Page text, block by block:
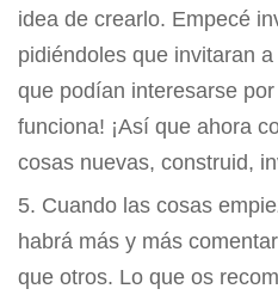
idea de crearlo. Empecé
pidiéndoles que invitaran
que podían interesarse
funciona! ¡Así que ahora
cosas nuevas, construid,
Cuando las cosas
habrá más y más
que otros. Lo que os